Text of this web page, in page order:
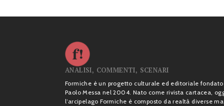
ANALISI, COMMENTI, SCENARI
Formiche è un progetto culturale ed editoriale fondato
Paolo Messa nel 2004. Nato come rivista cartacea,
l’arcipelago Formiche è composto da realtà diverse ma